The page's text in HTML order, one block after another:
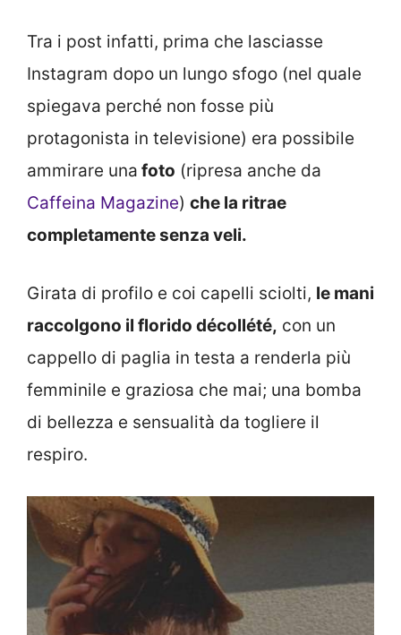
Tra i post infatti, prima che lasciasse
Instagram dopo un lungo sfogo (nel quale
spiegava perché non fosse più
protagonista in televisione) era possibile
ammirare una foto (ripresa anche da
Caffeina Magazine) che la ritrae
completamente senza veli.
Girata di profilo e coi capelli sciolti, le mani
raccolgono il florido décollété, con un
cappello di paglia in testa a renderla più
femminile e graziosa che mai; una bomba
di bellezza e sensualità da togliere il
respiro.